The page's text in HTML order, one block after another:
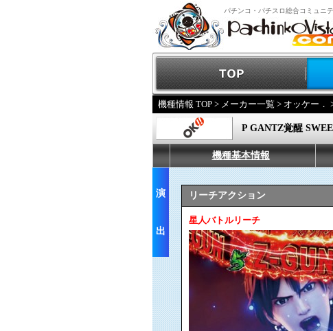
パチンコ・パチスロ総合コミュニ
機種情報 TOP > メーカー一覧 > オッケー．
P GANTZ覚醒
機種基本情報
演
出
リーチアクション
星人バトルリーチ